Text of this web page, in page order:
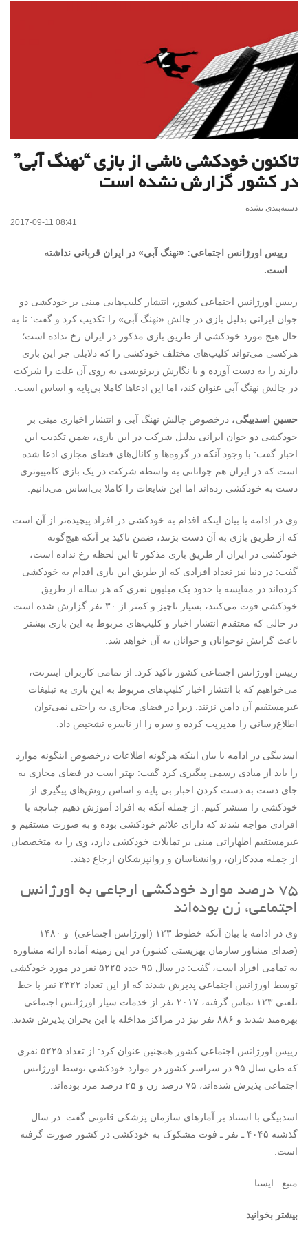
تاکنون خودکشی ناشی از بازی “نهنگ آبی”
در کشور گزارش نشده است
دسته‌بندی نشده
2017-09-11 08:41
رییس اورژانس اجتماعی: «نهنگ آبی» در ایران قربانی نداشته
است.
رییس اورژانس اجتماعی کشور، انتشار کلیپ‌هایی مبنی بر خودکشی دو
جوان ایرانی بدلیل بازی در چالش «نهنگ آبی» را تکذیب کرد و گفت: تا به
حال هیچ مورد خودکشی از طریق بازی مذکور در ایران رخ نداده است؛
هرکسی می‌تواند کلیپ‌های مختلف خودکشی را که دلایلی جز این بازی
دارند را به دست آورده و با نگارش زیرنویسی به‌ روی آن علت را شرکت
در چالش نهنگ آبی عنوان کند، اما این ادعاها کاملا بی‌پایه و اساس است.
حسین اسدبیگی، درخصوص چالش نهنگ آبی و انتشار اخباری مبنی بر
خودکشی دو جوان ایرانی بدلیل شرکت در این بازی، ضمن تکذیب این
اخبار گفت: با وجود آنکه در گروه‌ها و کانال‌های فضای مجازی ادعا شده
است که در ایران هم جوانانی به واسطه شرکت در یک بازی کامپیوتری
دست به خودکشی زده‌اند اما این شایعات را کاملا بی‌اساس می‌دانیم.
وی در ادامه با بیان اینکه اقدام به خودکشی در افراد پیچیده‌تر از آن است
که از طریق بازی به آن دست بزنند، ضمن تاکید بر آنکه هیچ‌گونه
خودکشی در ایران از طریق بازی مذکور تا این لحظه رخ نداده است،
گفت: در دنیا نیز تعداد افرادی که از طریق این بازی اقدام به خودکشی
کرده‌اند در مقایسه با حدود یک میلیون نفری که هر ساله از طریق
خودکشی فوت می‌کنند، بسیار ناچیز و کمتر از ۳۰ نفر گزارش شده است
در حالی که معتقدم انتشار اخبار و کلیپ‌های مربوط به این بازی بیشتر
باعث گرایش نوجوانان و جوانان به آن خواهد شد.
رییس اورژانس اجتماعی کشور تاکید کرد: از تمامی کاربران اینترنت،
می‌خواهیم که با انتشار اخبار کلیپ‌های مربوط به این بازی به تبلیغات
غیرمستقیم آن دامن نزنند. زیرا در فضای مجازی به راحتی نمی‌توان
اطلاع‌رسانی را مدیریت کرده و سره را از ناسره تشخیص داد.
اسدبیگی در ادامه با بیان اینکه هرگونه اطلاعات درخصوص اینگونه موارد
را باید از مبادی رسمی پیگیری کرد گفت: بهتر است در فضای مجازی به
جای دست به دست کردن اخبار بی پایه و اساس روش‌های پیگیری از
خودکشی را منتشر کنیم. از جمله آنکه به افراد آموزش دهیم چنانچه با
افرادی مواجه شدند که دارای علائم خودکشی بوده و به صورت مستقیم و
غیرمستقیم اظهاراتی مبنی بر تمایلات خودکشی دارد، وی را به متخصصان
از جمله مددکاران، روانشناسان و روانپزشکان ارجاع دهند.
۷۵ درصد موارد خودکشی ارجاعی به اورژانس
اجتماعی، زن بوده‌اند
وی در ادامه با بیان آنکه خطوط ۱۲۳ (اورژانس اجتماعی) و ۱۴۸۰
(صدای مشاور سازمان بهزیستی کشور) در این زمینه آماده ارائه مشاوره
به تمامی افراد است، گفت: در سال ۹۵ حدد ۵۲۲۵ نفر در مورد خودکشی
توسط اورژانس اجتماعی پذیرش شدند که از این تعداد ۲۳۲۲ نفر با خط
تلفنی ۱۲۳ تماس گرفته، ۲۰۱۷ نفر از خدمات سیار اورژانس اجتماعی
بهره‌مند شدند و ۸۸۶ نفر نیز در مراکز مداخله با این بحران پذیرش شدند.
رییس اورژانس اجتماعی کشور همچنین عنوان کرد: از تعداد ۵۲۲۵ نفری
که طی سال ۹۵ در سراسر کشور در موارد خودکشی توسط اورژانس
اجتماعی پذیرش شده‌اند، ۷۵ درصد زن و ۲۵ درصد مرد بوده‌اند.
اسدبیگی با استناد بر آمارهای سازمان پزشکی قانونی گفت: در سال
گذشته ۴۰۴۵ ـ نفر ـ فوت مشکوک به خودکشی در کشور صورت گرفته
است.
منبع : ایسنا
بیشتر بخوانید